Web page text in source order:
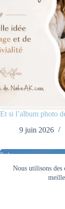
Nous utilisons des
Et si l’album photo
9 juin 2026